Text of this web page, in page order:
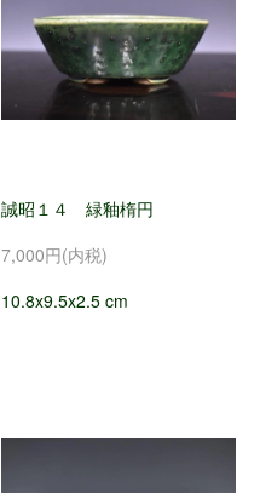
誠昭１４ 緑釉楕円
7,000円(内税)
10.8x9.5x2.5 cm